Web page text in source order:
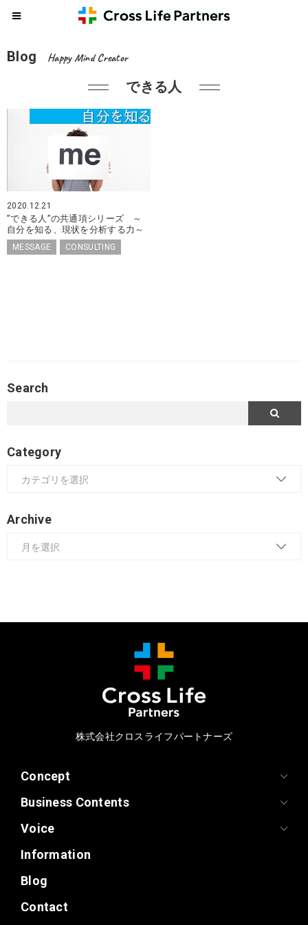
Blog Happy Mind Creator
できる人
2020.12.21
”できる人”の共通項シリーズ ～
自分を知る、現状を分析する力～
MESSAGE CONSULTING
Search
Category
Archive
株式会社クロスライフパートナーズ
Concept
Business Contents
Voice
Information
Blog
Contact